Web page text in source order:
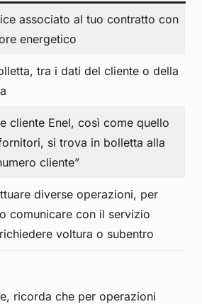
associato al tuo contratto con
energetico
tra i dati del cliente o della
cliente Enel, così come quello
si trova in bolletta alla
cliente”
diverse operazioni, per
comunicare con il servizio
voltura o subentro
ricorda che per operazioni